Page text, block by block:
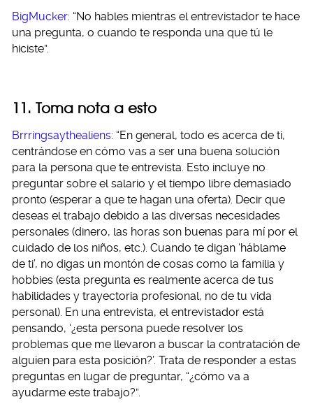
BigMucker: “No hables mientras el entrevistador te hace
una pregunta, o cuando te responda una que tú le
hiciste”.
11. Toma nota a esto
Brrringsaythealiens: “En general, todo es acerca de ti,
centrándose en cómo vas a ser una buena solución
para la persona que te entrevista. Esto incluye no
preguntar sobre el salario y el tiempo libre demasiado
pronto (esperar a que te hagan una oferta). Decir que
deseas el trabajo debido a las diversas necesidades
personales (dinero, las horas son buenas para mí por el
cuidado de los niños, etc.). Cuando te digan ‘háblame
de ti’, no digas un montón de cosas como la familia y
hobbies (esta pregunta es realmente acerca de tus
habilidades y trayectoria profesional, no de tu vida
personal). En una entrevista, el entrevistador está
pensando, ‘¿esta persona puede resolver los
problemas que me llevaron a buscar la contratación de
alguien para esta posición?’. Trata de responder a estas
preguntas en lugar de preguntar, “¿cómo va a
ayudarme este trabajo?”.